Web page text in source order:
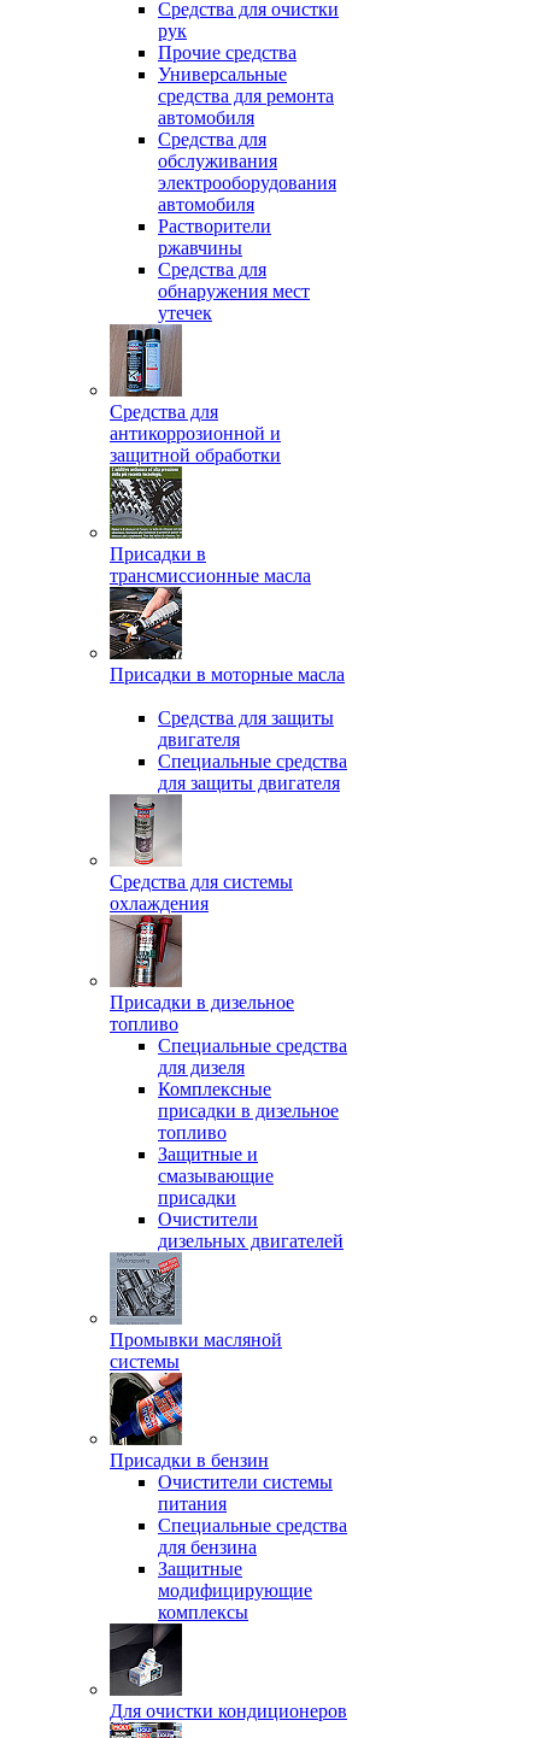
Средства для очистки
рук
Прочие средства
Универсальные
средства для ремонта
автомобиля
Средства для
обслуживания
электрооборудования
автомобиля
Растворители
ржавчины
Средства для
обнаружения мест
утечек
Средства для
антикоррозионной и
защитной обработки
Присадки в
трансмиссионные масла
Присадки в моторные масла
Средства для защиты
двигателя
Специальныe средства
для защиты двигателя
Средства для системы
охлаждения
Присадки в дизельное
топливо
Спeциальные средства
для дизеля
Комплексные
присадки в дизельное
топливо
Защитные и
смазывающие
присадки
Очистители
дизельных двигателей
Промывки масляной
системы
Присадки в бензин
Очистители системы
питания
Специальные срeдства
для бензина
Защитные
модифицирующие
комплексы
Для очистки кондиционеров